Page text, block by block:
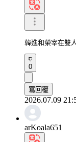
韓進和榮宰在雙
0
寫回覆
2026.07.09
arKoala651